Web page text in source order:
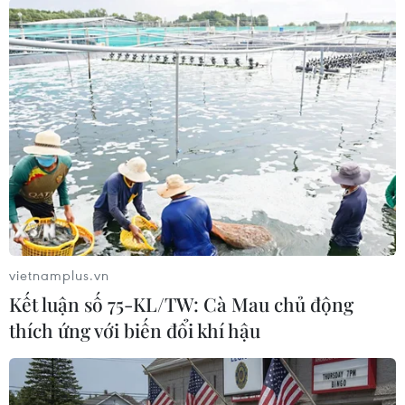
#Bão Hamoon #Biến đổi khí hậu #Mưa lớn
#Sơ tán
Bangladesh
Theo dõi VietnamPlus
TIN LIÊN QUAN
vietnamplus.vn
Kết luận số 75-KL/TW: Cà Mau chủ động
thích ứng với biến đổi khí hậu